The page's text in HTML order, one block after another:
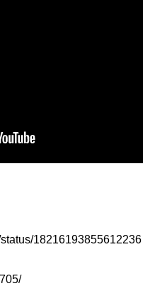
18216193855612236